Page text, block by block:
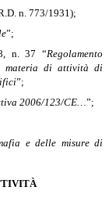
n. 773/1931);
”;
n. 37 “Regolamento
materia di attività di
”;
2006/123/CE…”;
e delle misure di